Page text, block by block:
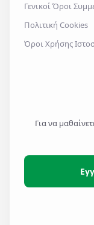
Γενικοί Όροι
Πολιτική Cookies
Όροι Χρήσης
Για να